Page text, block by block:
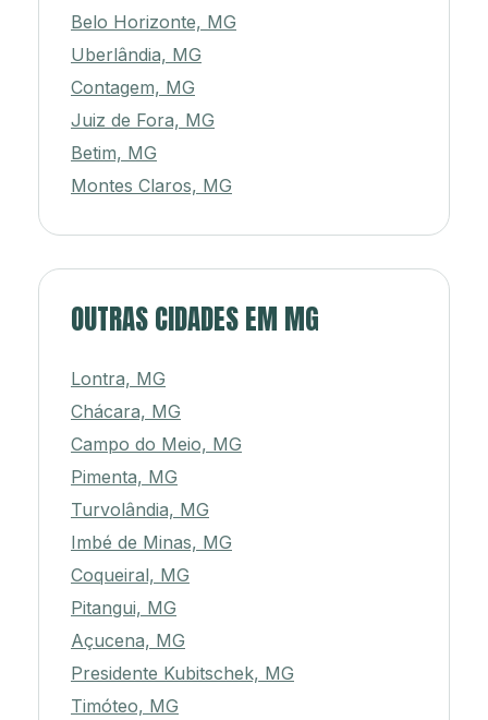
Belo Horizonte, MG
Uberlândia, MG
Contagem, MG
Juiz de Fora, MG
Betim, MG
Montes Claros, MG
OUTRAS CIDADES EM MG
Lontra, MG
Chácara, MG
Campo do Meio, MG
Pimenta, MG
Turvolândia, MG
Imbé de Minas, MG
Coqueiral, MG
Pitangui, MG
Açucena, MG
Presidente Kubitschek, MG
Timóteo, MG